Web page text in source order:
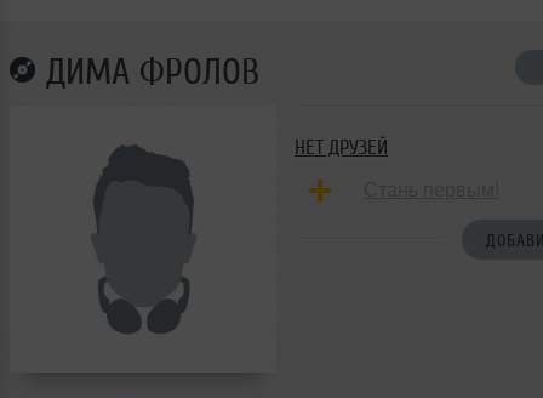
ДИМА ФРОЛОВ
НЕТ ДРУЗЕЙ